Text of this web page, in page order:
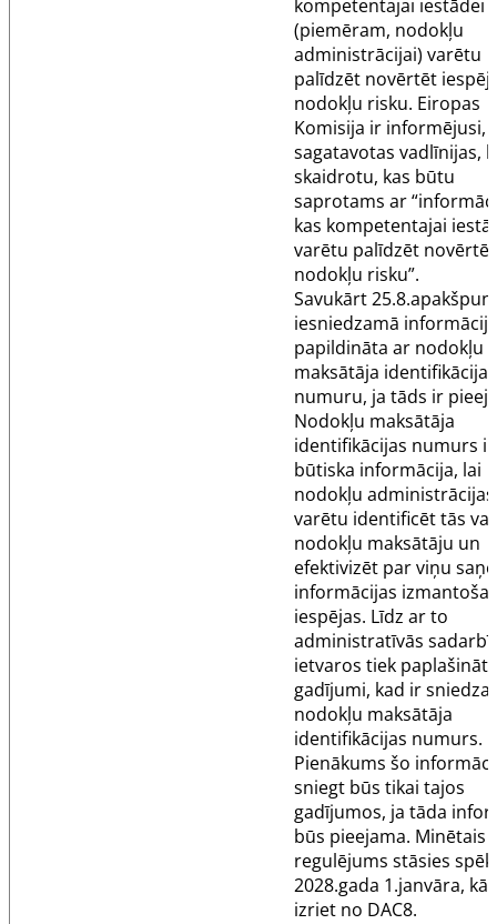
kompetentajai iestādei
(piemēram, nodokļu
administrācijai) varētu
palīdzēt novērtēt
nodokļu risku. Eiropas
Komisija ir informējusi,
sagatavotas vadlīnijas,
skaidrotu, kas būtu
saprotams ar
kas kompetentajai
varētu palīdzēt novērtēt
nodokļu risku”.
Savukārt
iesniedzamā
papildināta ar nodokļu
maksātāja identifikācijas
numuru, ja tāds ir
Nodokļu maksātāja
identifikācijas numurs ir
būtiska informācija, lai
nodokļu administrācijas
varētu identificēt tās
nodokļu maksātāju un
efektivizēt par viņu
informācijas
iespējas. Līdz ar to
administratīvās
ietvaros tiek paplašināti
gadījumi, kad ir
nodokļu maksātāja
identifikācijas numurs.
Pienākums šo
sniegt būs tikai tajos
gadījumos, ja tāda
būs pieejama. Minētais
regulējums stāsies
2028.gada 1.janvāra, kā
izriet no DAC8.